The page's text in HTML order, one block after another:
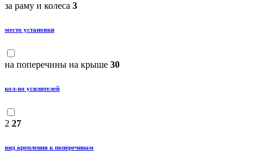
за раму и колеса 3
место установки
на поперечины на крыше 30
кол-во усилителей
2 27
вид крепления к поперечинам